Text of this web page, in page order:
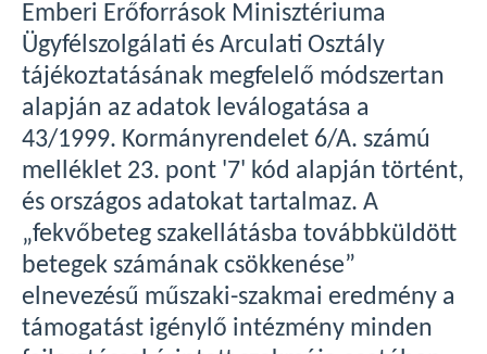
Emberi Erőforrások Minisztériuma
Ügyfélszolgálati és Arculati Osztály
tájékoztatásának megfelelő módszertan
alapján az adatok leválogatása a
43/1999. Kormányrendelet 6/A. számú
melléklet 23. pont '7' kód alapján történt,
és országos adatokat tartalmaz. A
„fekvőbeteg szakellátásba továbbküldött
betegek számának csökkenése”
elnevezésű műszaki-szakmai eredmény a
támogatást igénylő intézmény minden